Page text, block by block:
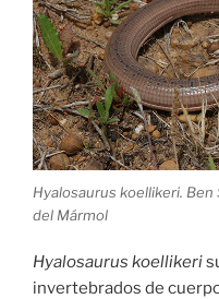
Hyalosaurus koellikeri.
del Mármol
Hyalosaurus koellikeri
invertebrados de